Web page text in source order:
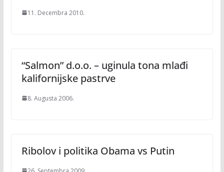
11. Decembra 2010.
“Salmon” d.o.o. – uginula tona mlađi
kalifornijske pastrve
8. Augusta 2006.
Ribolov i politika Obama vs Putin